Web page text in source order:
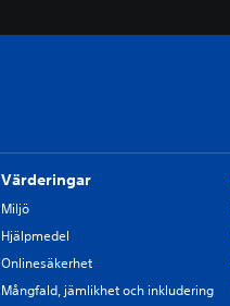
Värderingar
Miljö
Hjälpmedel
Onlinesäkerhet
Mångfald, jämlikhet och inkludering